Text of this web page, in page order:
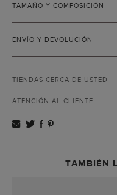
TAMAÑO Y COMPOSICIÓN
ENVÍO Y DEVOLUCIÓN
TIENDAS CERCA DE USTED
ATENCIÓN AL CLIENTE
TAMBIÉN